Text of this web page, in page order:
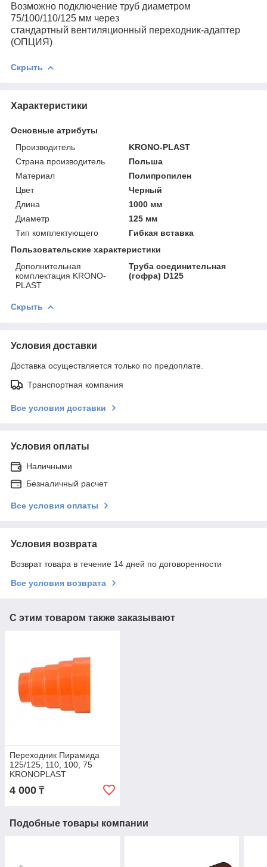
Возможно подключение труб диаметром
75/100/110/125 мм через
стандартный вентиляционный переходник-адаптер
(ОПЦИЯ)
Скрыть
Характеристики
Основные атрибуты
Производитель
KRONO-PLAST
Страна производитель
Польша
Материал
Полипропилен
Цвет
Черный
Длина
1000 мм
Диаметр
125 мм
Тип комплектующего
Гибкая вставка
Пользовательские характеристики
Дополнительная
комплектация KRONO-
PLAST
Труба соединительная
(гофра) D125
Скрыть
Условия доставки
Доставка осуществляется только по предоплате.
Транспортная компания
Все условия доставки
Условия оплаты
Наличными
Безналичный расчет
Все условия оплаты
Условия возврата
Возврат товара в течение 14 дней по договоренности
Все условия возврата
С этим товаром также заказывают
Переходник Пирамида
125/125, 110, 100, 75
KRONOPLAST
4 000 ₸
Подобные товары компании